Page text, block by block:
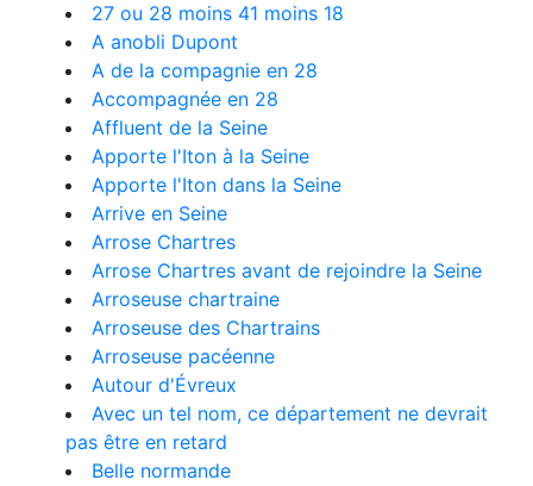
27 ou 28 moins 41 moins 18
A anobli Dupont
A de la compagnie en 28
Accompagnée en 28
Affluent de la Seine
Apporte l'Iton à la Seine
Apporte l'Iton dans la Seine
Arrive en Seine
Arrose Chartres
Arrose Chartres avant de rejoindre la Seine
Arroseuse chartraine
Arroseuse des Chartrains
Arroseuse pacéenne
Autour d'Évreux
Avec un tel nom, ce département ne devrait
pas être en retard
Belle normande